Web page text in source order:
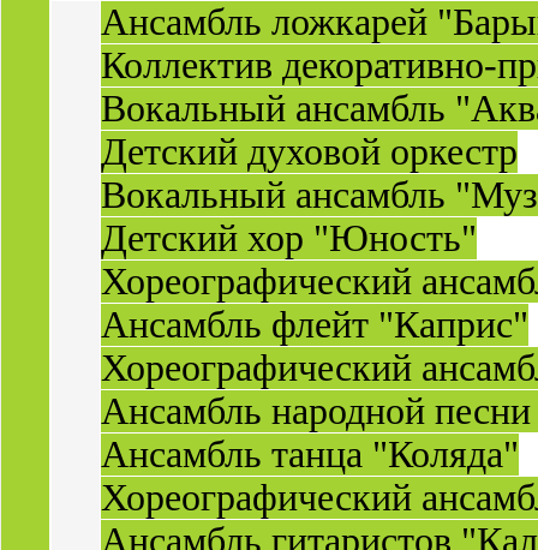
Ансамбль ложкарей
Коллектив декоративно-
Вокальный ансамбль
Детский духовой оркестр
Вокальный ансамбль
Детский хор "Юность"
Хореографический
Ансамбль флейт "Каприс"
Хореографический
Ансамбль народной
Ансамбль танца "Коляда"
Хореографический
Ансамбль гитаристов